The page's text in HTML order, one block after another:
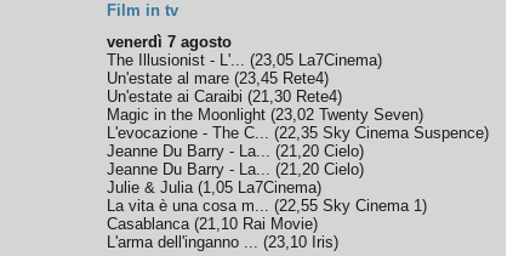
Film in tv
venerdì 7 agosto
The Illusionist - L'... (23,05 La7Cinema)
Un'estate al mare (23,45 Rete4)
Un'estate ai Caraibi (21,30 Rete4)
Magic in the Moonlight (23,02 Twenty Seven)
L'evocazione - The C... (22,35 Sky Cinema Suspence)
Jeanne Du Barry - La... (21,20 Cielo)
Jeanne Du Barry - La... (21,20 Cielo)
Julie & Julia(1,05 La7Cinema)
La vita è una cosa m... (22,55 Sky Cinema 1)
Casablanca(21,10 Rai Movie)
L'arma dell'inganno ... (23,10 Iris)